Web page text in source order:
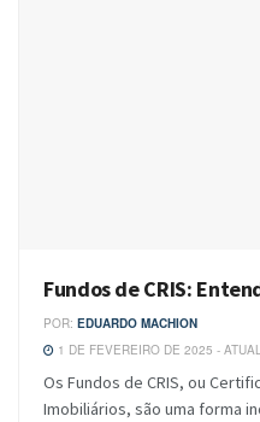
Fundos de CRIS:
POR: EDUARDO MACHION
1 DE FEVEREIRO DE 2025 -
Os Fundos de CRIS, ou
Imobiliários, são uma forma